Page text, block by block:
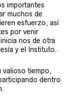
importantes
muchos de
esfuerzo, así
por venir
nos de otra
y el Instituto.
valioso tiempo,
dentro